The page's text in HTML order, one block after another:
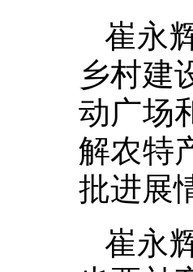
崔永
乡村建
动广场
解农特
批进展
崔永